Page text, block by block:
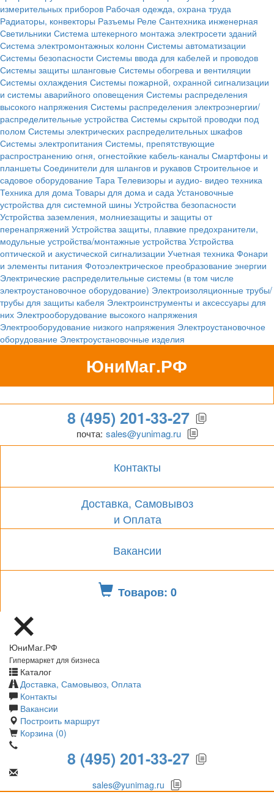
измерительных приборов Рабочая одежда, охрана труда
Радиаторы, конвекторы Разъемы Реле Сантехника инженерная
Светильники Система штекерного монтажа электросети зданий
Система электромонтажных колонн Системы автоматизации
Системы безопасности Системы ввода для кабелей и проводов
Системы защиты шланговые Системы обогрева и вентиляции
Системы охлаждения Системы пожарной, охранной сигнализации
и системы аварийного оповещения Системы распределения
высокого напряжения Системы распределения электроэнергии/
распределительные устройства Системы скрытой проводки под
полом Системы электрических распределительных шкафов
Системы электропитания Системы, препятствующие
распространению огня, огнестойкие кабель-каналы Смартфоны и
планшеты Соединители для шлангов и рукавов Строительное и
садовое оборудование Тара Телевизоры и аудио- видео техника
Техника для дома Товары для дома и сада Установочные
устройства для системной шины Устройства безопасности
Устройства заземления, молниезащиты и защиты от
перенапряжений Устройства защиты, плавкие предохранители,
модульные устройства/монтажные устройства Устройства
оптической и акустической сигнализации Учетная техника Фонари
и элементы питания Фотоэлектрическое преобразование энергии
Электрические распределительные системы (в том числе
электроустановочное оборудование) Электроизоляционные трубы/
трубы для защиты кабеля Электроинструменты и аксессуары для
них Электрооборудование высокого напряжения
Электрооборудование низкого напряжения Электроустановочное
оборудование Электроустановочные изделия
ЮниМаг.РФ
Гипермаркет для бизнеса
8 (495) 201-33-27
почта: sales@yunimag.ru
Контакты
Доставка, Самовывоз
и Оплата
Вакансии
Товаров: 0
ЮниМаг.РФ
Гипермаркет для бизнеса
Каталог
Доставка, Самовывоз, Оплата
Контакты
Вакансии
Построить маршрут
Корзина (0)
8 (495) 201-33-27
sales@yunimag.ru